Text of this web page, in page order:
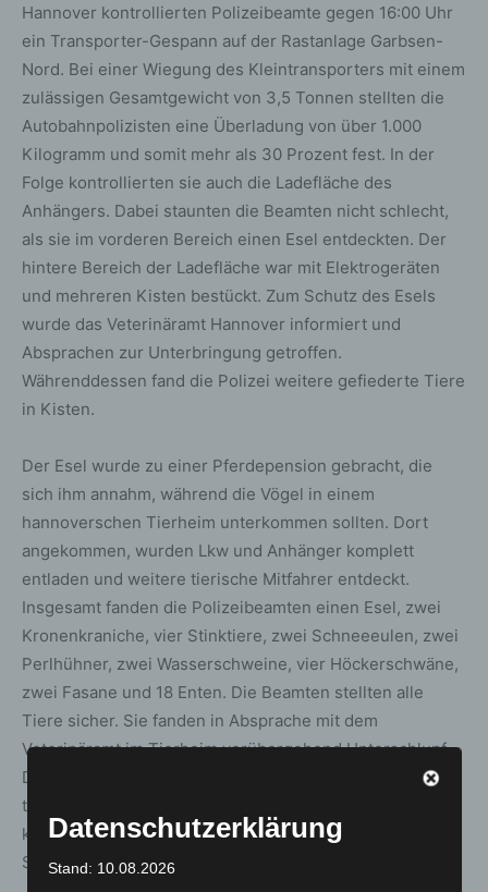
Hannover kontrollierten Polizeibeamte gegen 16:00 Uhr
ein Transporter-Gespann auf der Rastanlage Garbsen-
Nord. Bei einer Wiegung des Kleintransporters mit einem
zulässigen Gesamtgewicht von 3,5 Tonnen stellten die
Autobahnpolizisten eine Überladung von über 1.000
Kilogramm und somit mehr als 30 Prozent fest. In der
Folge kontrollierten sie auch die Ladefläche des
Anhängers. Dabei staunten die Beamten nicht schlecht,
als sie im vorderen Bereich einen Esel entdeckten. Der
hintere Bereich der Ladefläche war mit Elektrogeräten
und mehreren Kisten bestückt. Zum Schutz des Esels
wurde das Veterinäramt Hannover informiert und
Absprachen zur Unterbringung getroffen.
Währenddessen fand die Polizei weitere gefiederte Tiere
in Kisten.
Der Esel wurde zu einer Pferdepension gebracht, die
sich ihm annahm, während die Vögel in einem
hannoverschen Tierheim unterkommen sollten. Dort
angekommen, wurden Lkw und Anhänger komplett
entladen und weitere tierische Mitfahrer entdeckt.
Insgesamt fanden die Polizeibeamten einen Esel, zwei
Kronenkraniche, vier Stinktiere, zwei Schneeeulen, zwei
Perlhühner, zwei Wasserschweine, vier Höckerschwäne,
zwei Fasane und 18 Enten. Die Beamten stellten alle
Tiere sicher. Sie fanden in Absprache mit dem
Veterinäramt im Tierheim vorübergehend Unterschlupf.
Dabei stellten Mitarbeiter des Heims fest, dass fast alle
tierischen Passagiere unverletzt waren. Der Fahrer
konnte übrigens lediglich für den Esel und die
Schneeeulen Dokumente vorweisen.
Datenschutzerklärung
Stand: 10.08.2026